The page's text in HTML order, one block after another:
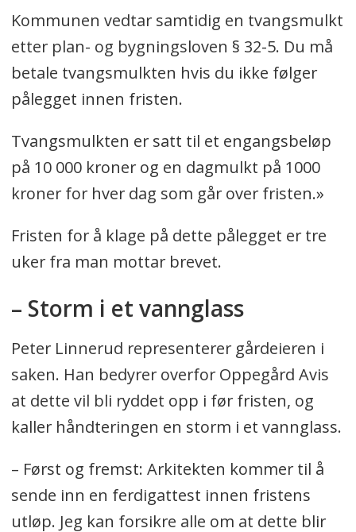
Kommunen vedtar samtidig en tvangsmulkt
etter plan- og bygningsloven § 32-5. Du må
betale tvangsmulkten hvis du ikke følger
pålegget innen fristen.
Tvangsmulkten er satt til et engangsbeløp
på 10 000 kroner og en dagmulkt på 1000
kroner for hver dag som går over fristen.»
Fristen for å klage på dette pålegget er tre
uker fra man mottar brevet.
– Storm i et vannglass
Peter Linnerud representerer gårdeieren i
saken. Han bedyrer overfor Oppegård Avis
at dette vil bli ryddet opp i før fristen, og
kaller håndteringen en storm i et vannglass.
– Først og fremst: Arkitekten kommer til å
sende inn en ferdigattest innen fristens
utløp. Jeg kan forsikre alle om at dette blir